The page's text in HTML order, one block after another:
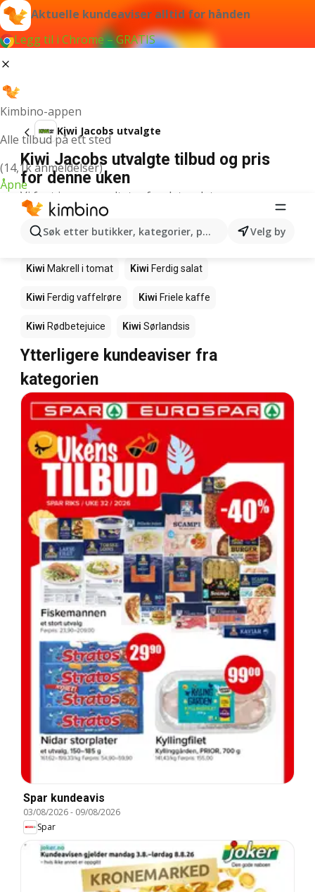
Aktuelle kundeaviser alltid for hånden
Legg til i Chrome – GRATIS
Kimbino-appen
Alle tilbud på ett sted
(14,1k anmeldelser)
Åpne
Søk etter butikker, kategorier, produkter...Velg by
Kiwi Jacobs utvalgte
Kiwi Jacobs utvalgte tilbud og pris
for denne uken
Vi fant ingen resultater for det ordet.
Andre produkter i butikkene Kiwi
Kiwi Fårikålkjøtt
Kiwi Makrell i tomat Kiwi Ferdig salat
Kiwi Ferdig vaffelrøre Kiwi Friele kaffe
Kiwi Rødbetejuice Kiwi Sørlandsis
Ytterligere kundeaviser fra
kategorien
Spar kundeavis
03/08/2026- 09/08/2026
Spar